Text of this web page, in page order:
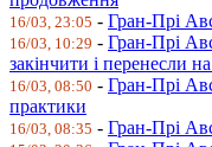
16/03, 23:05 - Гран-Прі
16/03, 10:29 - Гран-Прі
закінчити і перенесли
16/03, 08:50 - Гран-Прі
практики
16/03, 08:35 - Гран-Прі